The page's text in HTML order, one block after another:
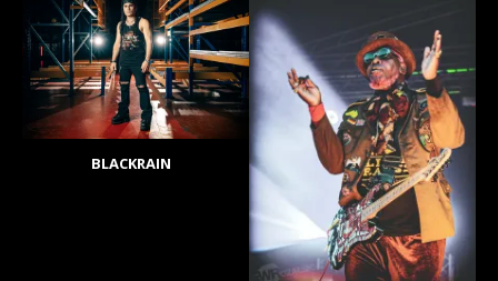
BLACKRAIN